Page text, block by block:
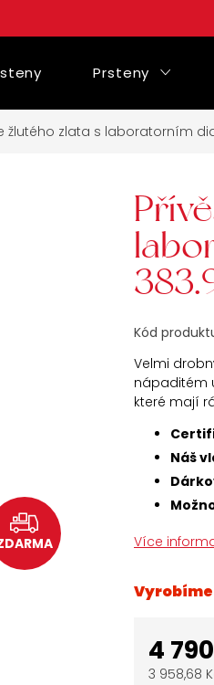
Prsteny
žlutého zlata s laboratorním
Kód
Velmi
nápaditém
které mají
Náš
Více
4
3 958,68